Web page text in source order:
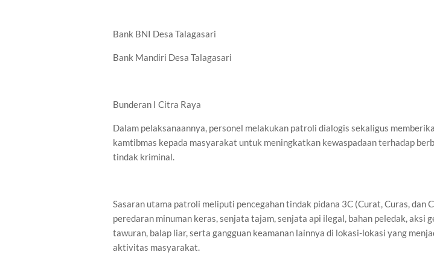
Bank BNI Desa Talagasari
Bank Mandiri Desa Talagasari
Bunderan I Citra Raya
Dalam pelaksanaannya, personel melakukan patroli dialogis sekaligus
kamtibmas kepada masyarakat untuk meningkatkan kewaspadaan terhadap
tindak kriminal.
Sasaran utama patroli meliputi pencegahan tindak pidana 3C (Curat, Curas, dan
peredaran minuman keras, senjata tajam, senjata api ilegal, bahan peledak, aksi
tawuran, balap liar, serta gangguan keamanan lainnya di lokasi-lokasi yang
aktivitas masyarakat.